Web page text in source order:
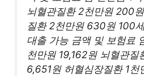
뇌혈관질환 2천만원 200
질환 2천만원 630원 100
대출 가능 금액 및 보험료
천만원 19,162원 뇌혈관질
6,651원 허혈심장질환 1